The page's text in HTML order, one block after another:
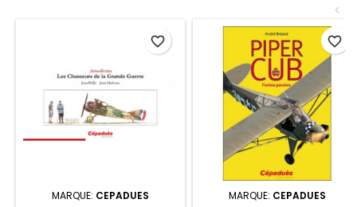
<
MARQUE: CEPADUES
favorite_border
MARQUE: CEPADUES
favorite_border